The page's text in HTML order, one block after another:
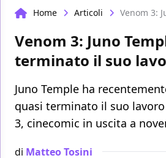
Home Articoli
Venom 3: Juno
terminato il suo
Juno Temple ha
quasi terminato il suo
3, cinecomic in uscita a
di Matteo Tosini